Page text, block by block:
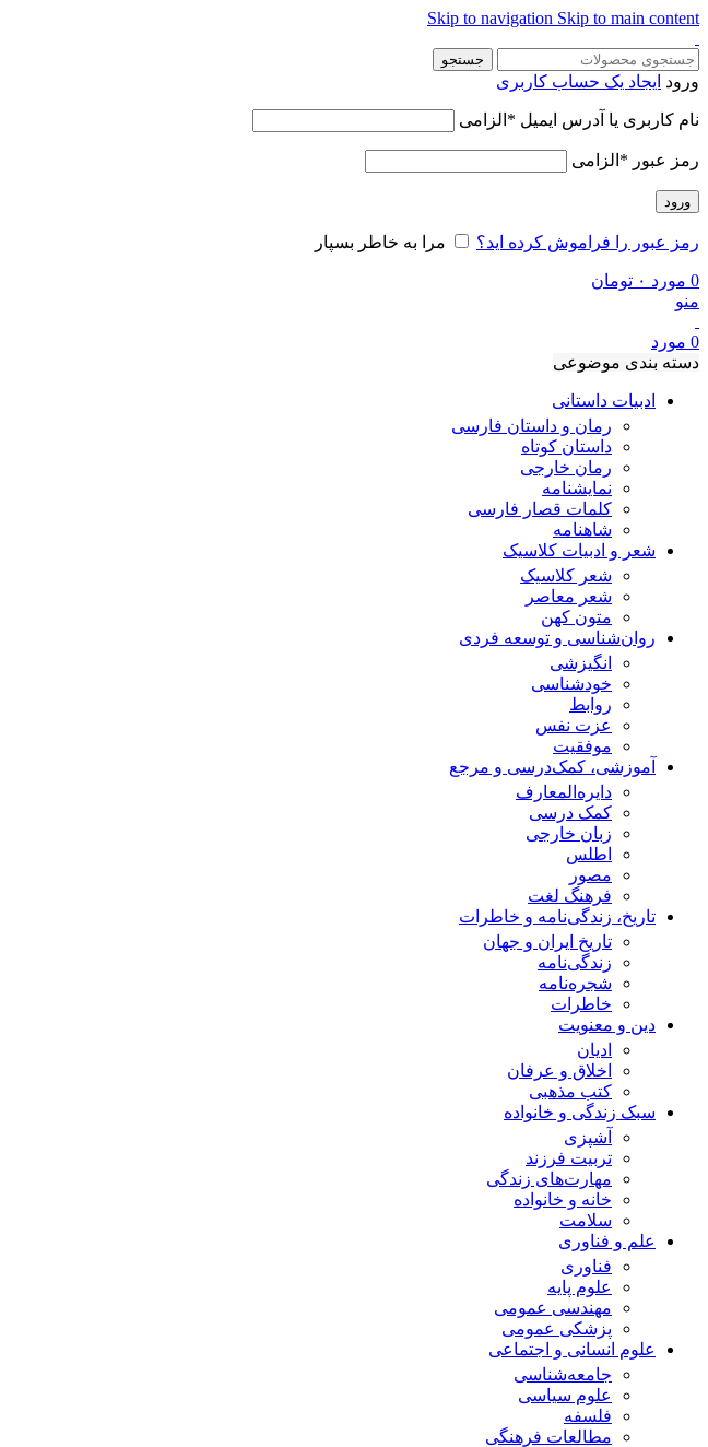
Skip to navigation Skip to main content
جستجو
ورود ایجاد یک حساب کاربری
نام کاربری یا آدرس ایمیل * الزامی
رمز عبور * الزامی
ورود
رمز عبور را فراموش کرده اید؟ مرا به خاطر بسپار
0 مورد ۰ تومان
منو
0 مورد
دسته بندی موضوعی
ادبیات داستانی
رمان و داستان فارسی
داستان کوتاه
رمان خارجی
نمایشنامه
کلمات قصار فارسی
شاهنامه
شعر و ادبیات کلاسیک
شعر کلاسیک
شعر معاصر
متون کهن
روان‌شناسی و توسعه فردی
انگیزشی
خودشناسی
روابط
عزت نفس
موفقیت
آموزشی، کمک‌درسی و مرجع
دایره‌المعارف
کمک درسی
زبان خارجی
اطلس
مصور
فرهنگ لغت
تاریخ، زندگی‌نامه و خاطرات
تاریخ ایران و جهان
زندگی‌نامه
شجره‌نامه
خاطرات
دین و معنویت
ادیان
اخلاق و عرفان
کتب مذهبی
سبک زندگی و خانواده
آشپزی
تربیت فرزند
مهارت‌های زندگی
خانه و خانواده
سلامت
علم و فناوری
فناوری
علوم پایه
مهندسی عمومی
پزشکی عمومی
علوم انسانی و اجتماعی
جامعه‌شناسی
علوم سیاسی
فلسفه
مطالعات فرهنگی